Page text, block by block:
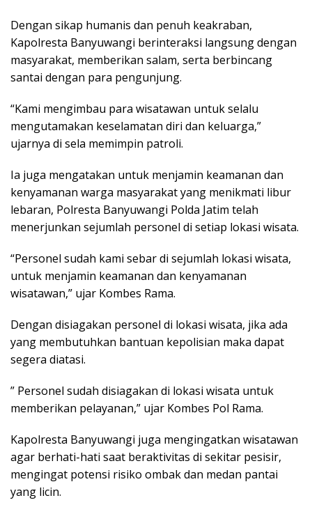
Dengan sikap humanis dan penuh keakraban,
Kapolresta Banyuwangi berinteraksi langsung dengan
masyarakat, memberikan salam, serta berbincang
santai dengan para pengunjung.
“Kami mengimbau para wisatawan untuk selalu
mengutamakan keselamatan diri dan keluarga,”
ujarnya di sela memimpin patroli.
Ia juga mengatakan untuk menjamin keamanan dan
kenyamanan warga masyarakat yang menikmati libur
lebaran, Polresta Banyuwangi Polda Jatim telah
menerjunkan sejumlah personel di setiap lokasi wisata.
“Personel sudah kami sebar di sejumlah lokasi wisata,
untuk menjamin keamanan dan kenyamanan
wisatawan,” ujar Kombes Rama.
Dengan disiagakan personel di lokasi wisata, jika ada
yang membutuhkan bantuan kepolisian maka dapat
segera diatasi.
” Personel sudah disiagakan di lokasi wisata untuk
memberikan pelayanan,” ujar Kombes Pol Rama.
Kapolresta Banyuwangi juga mengingatkan wisatawan
agar berhati-hati saat beraktivitas di sekitar pesisir,
mengingat potensi risiko ombak dan medan pantai
yang licin.